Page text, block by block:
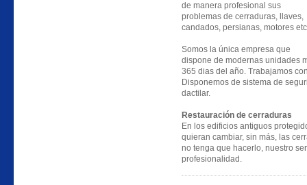
de manera profesional sus
problemas de cerraduras, llaves,
candados, persianas, motores
Somos la única empresa que
dispone de modernas unidades
365 dias del año. Trabajamos
Disponemos de sistema de
dactilar.
Restauración de cerraduras
En los edificios antiguos
quieran cambiar, sin más, las
no tenga que hacerlo, nuestro
profesionalidad.